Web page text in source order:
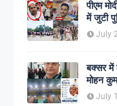
पीएम
में जुटी
July
बक्सर में
मोहन
July